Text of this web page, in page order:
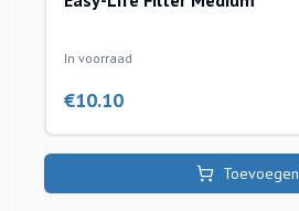
In voorraad
€10.10
Toevoegen